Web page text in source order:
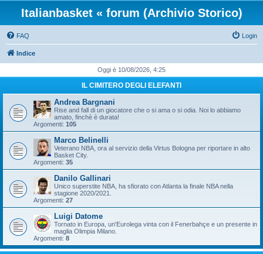
Italianbasket « forum (Archivio Storico)
FAQ Login
Indice
Oggi è 10/08/2026, 4:25
IL CIMITERO DEGLI ELEFANTI
Andrea Bargnani
Rise and fall di un giocatore che o si ama o si odia. Noi lo abbiamo
amato, finchè è durata!
Argomenti: 105
Marco Belinelli
Veterano NBA, ora al servizio della Virtus Bologna per riportare in alto
Basket City.
Argomenti: 35
Danilo Gallinari
Unico superstite NBA, ha sfiorato con Atlanta la finale NBA nella
stagione 2020/2021.
Argomenti: 27
Luigi Datome
Tornato in Europa, un'Eurolega vinta con il Fenerbahçe e un presente in
maglia Olimpia Milano.
Argomenti: 8